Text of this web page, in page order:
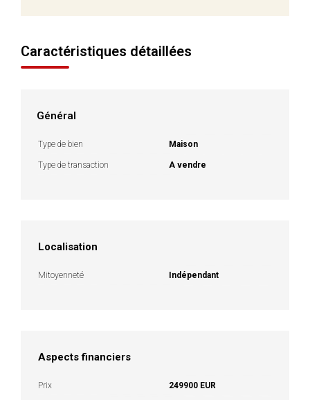
Caractéristiques détaillées
Général
Type de bien Maison
Type de transaction A vendre
Localisation
Mitoyenneté Indépendant
Aspects financiers
Prix 249900 EUR